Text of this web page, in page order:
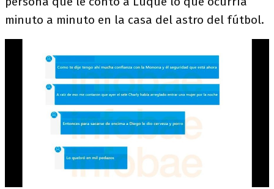
minuto a minuto en la casa del astro del fútbol.